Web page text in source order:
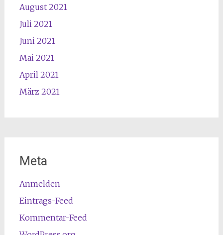
August 2021
Juli 2021
Juni 2021
Mai 2021
April 2021
März 2021
Meta
Anmelden
Eintrags-Feed
Kommentar-Feed